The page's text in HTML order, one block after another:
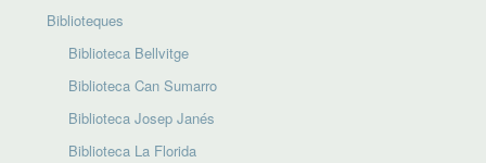
Biblioteques
Biblioteca Bellvitge
Biblioteca Can Sumarro
Biblioteca Josep Janés
Biblioteca La Florida